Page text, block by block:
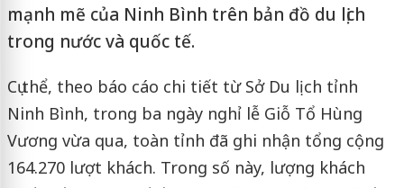
mạnh mẽ của Ninh Bình trên bản đồ du lịch
trong nước và quốc tế.
Cụ thể, theo báo cáo chi tiết từ Sở Du lịch tỉnh
Ninh Bình, trong ba ngày nghỉ lễ Giỗ Tổ Hùng
Vương vừa qua, toàn tỉnh đã ghi nhận tổng cộng
164.270 lượt khách. Trong số này, lượng khách